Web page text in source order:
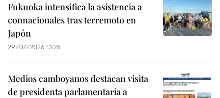
Fukuoka intensifica la asistencia a
connacionales tras terremoto en
Japón
29/07/2026 13:26
Medios camboyanos destacan visita
de presidenta parlamentaria a